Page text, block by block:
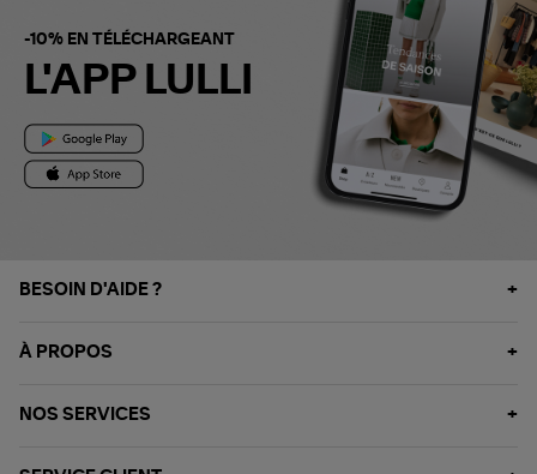
-10% EN TÉLÉCHARGEANT
L'APP LULLI
BESOIN D'AIDE ?
À PROPOS
NOS SERVICES